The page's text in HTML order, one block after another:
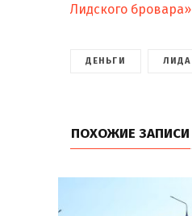
Лидского бровара»
ДЕНЬГИ ЛИДА
ПОХОЖИЕ ЗАПИСИ